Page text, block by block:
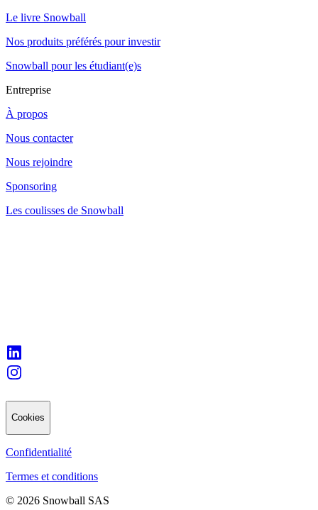
Le livre Snowball
Nos produits préférés pour investir
Snowball pour les étudiant(e)s
Entreprise
À propos
Nous contacter
Nous rejoindre
Sponsoring
Les coulisses de Snowball
Cookies
Confidentialité
Termes et conditions
© 2026 Snowball SAS